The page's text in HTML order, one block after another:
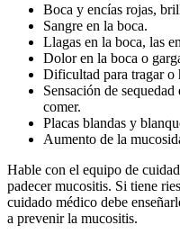
Boca y encías rojas,
Sangre en la boca.
Llagas en la boca, las
Dolor en la boca o
Dificultad para tragar o
Sensación de
comer.
Placas blandas y
Aumento de la
Hable con el equipo de
padecer mucositis. Si tiene
cuidado médico debe
a prevenir la mucositis.